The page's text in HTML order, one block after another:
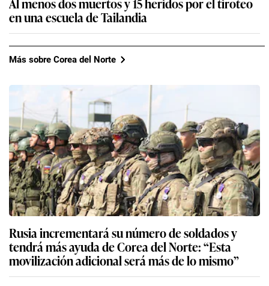
en una escuela de Tailandia
Más sobre Corea del Norte
Rusia incrementará su número de soldados y
tendrá más ayuda de Corea del Norte: “Esta
movilización adicional será más de lo mismo”